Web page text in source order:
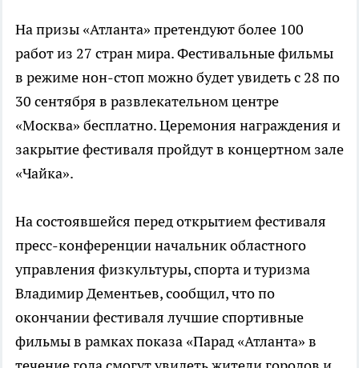
На призы «Атланта» претендуют более 100
работ из 27 стран мира. Фестивальные фильмы
в режиме нон-стоп можно будет увидеть с 28 по
30 сентября в развлекательном центре
«Москва» бесплатно. Церемония награждения и
закрытие фестиваля пройдут в концертном зале
«Чайка».
На состоявшейся перед открытием фестиваля
пресс-конференции начальник областного
управления физкультуры, спорта и туризма
Владимир Дементьев, сообщил, что по
окончании фестиваля лучшие спортивные
фильмы в рамках показа «Парад «Атланта» в